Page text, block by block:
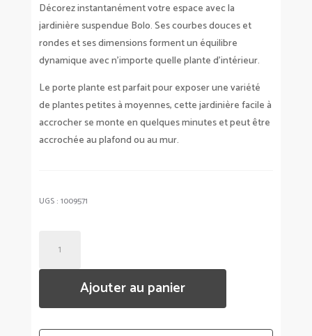
Décorez instantanément votre espace avec la
jardinière suspendue Bolo. Ses courbes douces et
rondes et ses dimensions forment un équilibre
dynamique avec n’importe quelle plante d’intérieur.
Le porte plante est parfait pour exposer une variété
de plantes petites à moyennes, cette jardinière facile à
accrocher se monte en quelques minutes et peut être
accrochée au plafond ou au mur.
UGS : 1009571
PORTE
À
SUSPENDRE
Ajouter au panier